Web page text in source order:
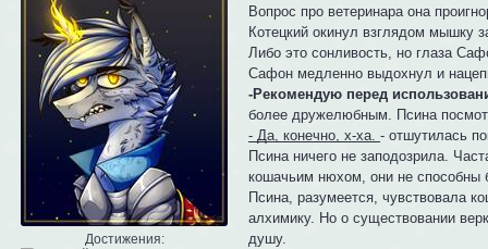
Достижения:
Вопрос про ветеринара она
Котецкий окинул взглядом мышку
Либо это сонливость, но глаза
Сафон медленно выдохнул и
-Рекомендую перед
более дружелюбным. Псина
- Да, конечно, х-ха.- отшутилась
Псина ничего не заподозрила.
кошачьим нюхом, они не способны
Псина, разумеется, чувствовала
алхимику. Но о существовании
душу.